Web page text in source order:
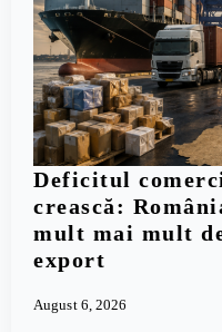
Deficitul
crească:
mult mai mult
export
August 6, 2026